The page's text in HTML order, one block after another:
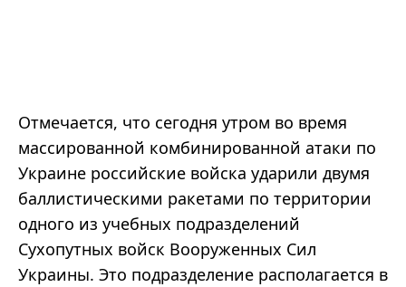
Отмечается, что сегодня утром во время
массированной комбинированной атаки по
Украине российские войска ударили двумя
баллистическими ракетами по территории
одного из учебных подразделений
Сухопутных войск Вооруженных Сил
Украины. Это подразделение располагается в